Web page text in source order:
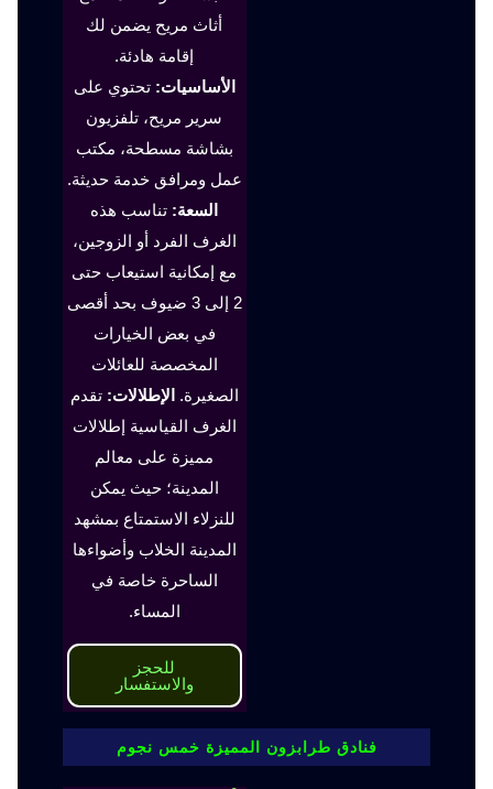
أثاث مريح يضمن لك
إقامة هادئة.
الأساسيات: تحتوي على
سرير مريح، تلفزيون
بشاشة مسطحة، مكتب
عمل ومرافق خدمة حديثة.
السعة: تناسب هذه
الغرف الفرد أو الزوجين،
مع إمكانية استيعاب حتى
2 إلى 3 ضيوف بحد أقصى
في بعض الخيارات
المخصصة للعائلات
الصغيرة. الإطلالات: تقدم
الغرف القياسية إطلالات
مميزة على معالم
المدينة؛ حيث يمكن
للنزلاء الاستمتاع بمشهد
المدينة الخلاب وأضواءها
الساحرة خاصة في
المساء.
للحجز
والاستفسار
فنادق طرابزون المميزة خمس نجوم